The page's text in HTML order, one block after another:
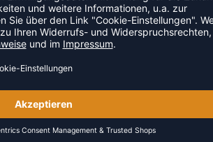
ZURÜCK-GARANTIE